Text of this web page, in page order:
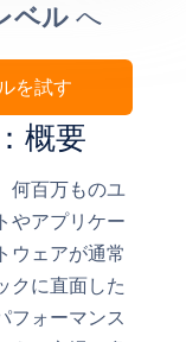
概要
何百万ものユ
やアプリケー
ウェアが通常
クに直面した
フォーマンス
ベル へ
を試す